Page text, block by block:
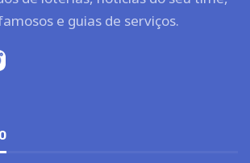
e guias de serviços.